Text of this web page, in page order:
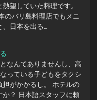
望していた料理です。
のバリ島料理店でもメニ
日本を出る…
なんてありませんし、高
っている子どもをタクシ
担がかかるし。 ホテルの
？ 日本語スタッフに頼